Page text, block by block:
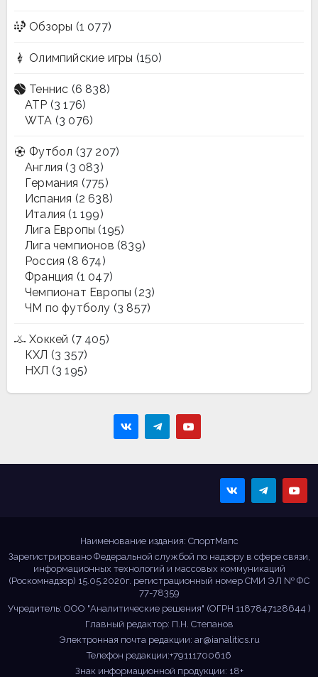
Обзоры (1 077)
Олимпийские игры (150)
Теннис (6 838)
ATP (3 176)
WTA (3 076)
Футбол (37 207)
Англия (3 083)
Германия (775)
Испания (2 638)
Италия (1 199)
Лига Европы (195)
Лига чемпионов (839)
Россия (8 674)
Франция (1 047)
Чемпионат Европы (23)
ЧМ по футболу (3 857)
Хоккей (7 405)
КХЛ (3 357)
НХЛ (3 195)
Наименование издания: СпортМапс
Зарегистрировано Федеральной службой по надзору в сфере связи,
информационных технологий и массовых коммуникаций
(Роскомнадзор) 15.05.2020г. регистрационный номер СМИ ЭЛ № ФС
77-78359
Учредитель: ООО "Аналитические решения" (ОГРН 1187847128644 )
Главный редактор: П.Н. Степанов
Электронная почта редакции: ar@ianalitics.ru
Телефон редакции:+79111700616
Знак информационной продукции: 18+